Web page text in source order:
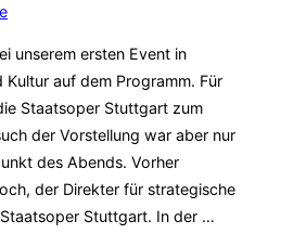
unserem ersten Event in
Kultur auf dem Programm. Für
Staatsoper Stuttgart zum
der Vorstellung war aber nur
des Abends. Vorher
der Direkter für strategische
Stuttgart. In der …